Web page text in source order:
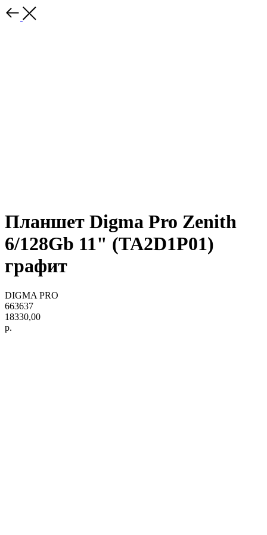
Планшет Digma Pro Zenith
6/128Gb 11" (TA2D1P01)
графит
DIGMA PRO
663637
18330,00
р.